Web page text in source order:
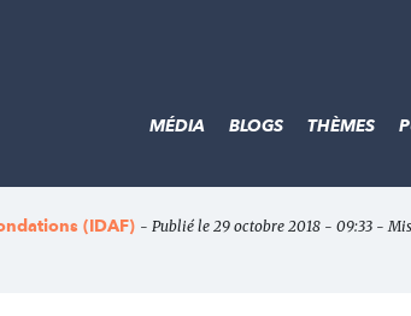
MÉDIA BLOGS THÈMES
(IDAF) - Publié le 29 octobre 2018 - 09:33 -